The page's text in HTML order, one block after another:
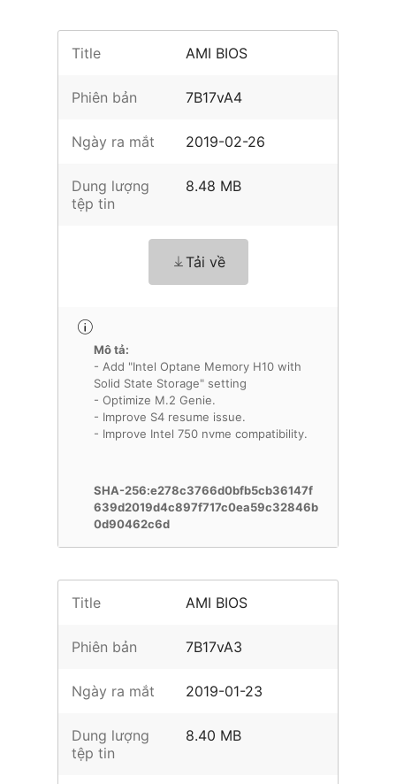
Title AMI BIOS
Phiên bản 7B17vA4
Ngày ra mắt 2019-02-26
Dung lượng
tệp tin
8.48 MB
Tải về
Mô tả:
- Add "Intel Optane Memory H10 with
Solid State Storage" setting
- Optimize M.2 Genie.
- Improve S4 resume issue.
- Improve Intel 750 nvme compatibility.
SHA-256:e278c3766d0bfb5cb36147f
639d2019d4c897f717c0ea59c32846b
0d90462c6d
Title AMI BIOS
Phiên bản 7B17vA3
Ngày ra mắt 2019-01-23
Dung lượng
tệp tin
8.40 MB